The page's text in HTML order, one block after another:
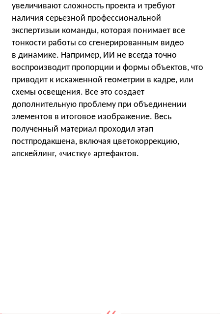
увеличивают сложность проекта и требуют
наличия серьезной профессиональной
экспертизыи команды, которая понимает все
тонкости работы со сгенерированным видео
в динамике. Например, ИИ не всегда точно
воспроизводит пропорции и формы объектов, что
приводит к искаженной геометрии в кадре, или
схемы освещения. Все это создает
дополнительную проблему при объединении
элементов в итоговое изображение. Весь
полученный материал проходил этап
постпродакшена, включая цветокоррекцию,
апскейлинг, «чистку» артефактов.